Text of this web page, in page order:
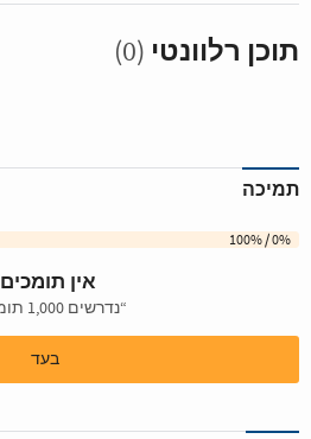
תוכן רלוונטי (0)
תמיכה
0% / 100%
אין תומכים
“נדרשים 1,000 תומכים"
בעד